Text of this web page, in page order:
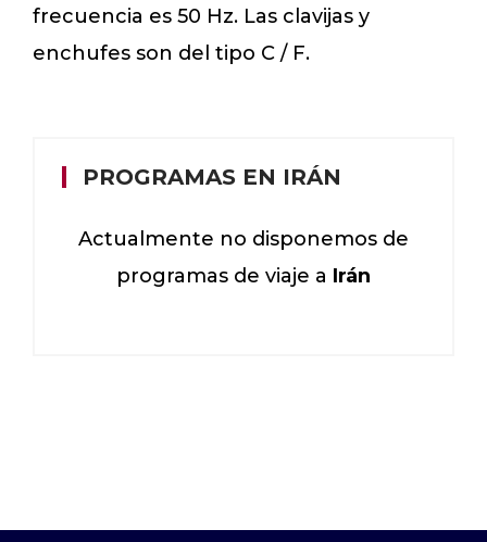
frecuencia es 50 Hz. Las clavijas y
enchufes son del tipo C / F.
PROGRAMAS EN IRÁN
Actualmente no disponemos de
programas de viaje a Irán